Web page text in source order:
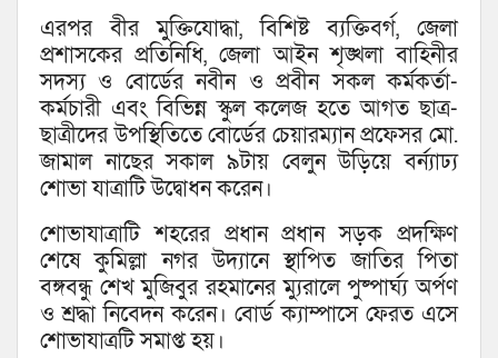
এরপর বীর মুক্তিযোদ্ধা, বিশিষ্ট ব্যক্তিবর্গ, জেলা
প্রশাসকের প্রতিনিধি, জেলা আইন শৃঙ্খলা বাহিনীর
সদস্য ও বোর্ডের নবীন ও প্রবীন সকল কর্মকর্তা-
কর্মচারী এবং বিভিন্ন স্কুল কলেজ হতে আগত ছাত্র-
ছাত্রীদের উপস্থিতিতে বোর্ডের চেয়ারম্যান প্রফেসর মো.
জামাল নাছের সকাল ৯টায় বেলুন উড়িয়ে বর্ন্যাঢ্য
শোভা যাত্রাটি উদ্বোধন করেন।
শোভাযাত্রাটি শহরের প্রধান প্রধান সড়ক প্রদক্ষিণ
শেষে কুমিল্লা নগর উদ্যানে স্থাপিত জাতির পিতা
বঙ্গবন্ধু শেখ মুজিবুর রহমানের ম্যুরালে পুষ্পার্ঘ্য অর্পণ
ও শ্রদ্ধা নিবেদন করেন। বোর্ড ক্যাম্পাসে ফেরত এসে
শোভাযাত্রটি সমাপ্ত হয়।